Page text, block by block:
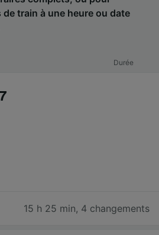
train à une heure ou date
Durée
15 h 25 min, 4 changements